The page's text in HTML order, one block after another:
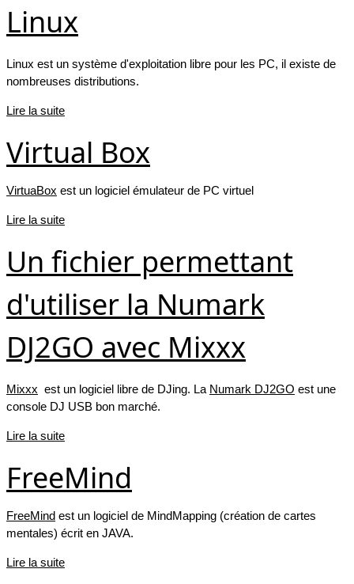
Linux
Linux est un système d'exploitation libre pour les PC, il existe de
nombreuses distributions.
Lire la suite
Virtual Box
VirtuaBox est un logiciel émulateur de PC virtuel
Lire la suite
Un fichier permettant
d'utiliser la Numark
DJ2GO avec Mixxx
Mixxx est un logiciel libre de DJing. La Numark DJ2GO est une
console DJ USB bon marché.
Lire la suite
FreeMind
FreeMind est un logiciel de MindMapping (création de cartes
mentales) écrit en JAVA.
Lire la suite